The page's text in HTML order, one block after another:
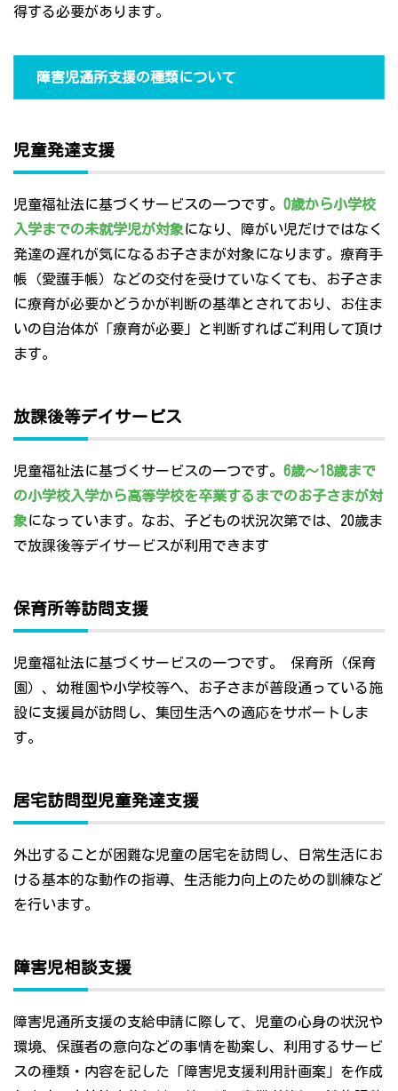
得する必要があります。
障害児通所支援の種類について
児童発達支援
児童福祉法に基づくサービスの一つです。 0歳から小学校
入学までの未就学児が対象になり、障がい児だけではなく
発達の遅れが気になるお子さまが対象になります。療育手
帳（愛護手帳）などの交付を受けていなくても、お子さま
に療育が必要かどうかが判断の基準とされており、お住ま
いの自治体が「療育が必要」と判断すればご利用して頂け
ます。
放課後等デイサービス
児童福祉法に基づくサービスの一つです。 6歳～18歳まで
の小学校入学から高等学校を卒業するまでのお子さまが対
象になっています。なお、子どもの状況次第では、20歳ま
で放課後等デイサービスが利用できます
保育所等訪問支援
児童福祉法に基づくサービスの一つです。 保育所（保育
園）、幼稚園や小学校等へ、お子さまが普段通っている施
設に支援員が訪問し、集団生活への適応をサポートしま
す。
居宅訪問型児童発達支援
外出することが困難な児童の居宅を訪問し、日常生活にお
ける基本的な動作の指導、生活能力向上のための訓練など
を行います。
障害児相談支援
障害児通所支援の支給申請に際して、児童の心身の状況や
環境、保護者の意向などの事情を勘案し、利用するサービ
スの種類・内容を記した「障害児支援利用計画案」を作成